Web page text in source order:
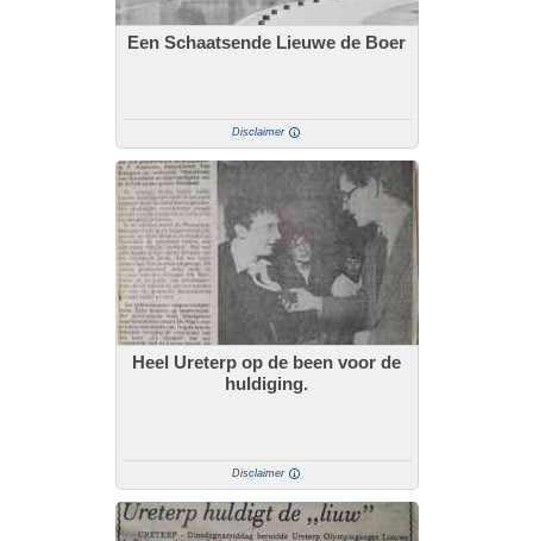
Een Schaatsende Lieuwe de Boer
Disclaimer
Heel Ureterp op de been voor de
huldiging.
Disclaimer